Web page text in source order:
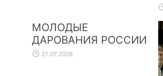
МОЛОДЫЕ
ДАРОВАНИЯ РОССИИ
21.07.2026